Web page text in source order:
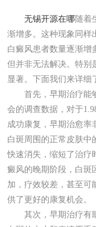
无锡开源在哪随着
渐增多。这种现象同样
白癜风患者数量逐渐增
但并非无法解决。特别
显著。下面我们来详细
首先，早期治疗能够
会的调查数据，对于
成功康复，早期治愈率
白斑周围的正常皮肤中
快速消失，缩短了治疗
癜风的晚期阶段，白斑
加，疗效较差，甚至可
供了更好的康复机会。
其次，早期治疗有助